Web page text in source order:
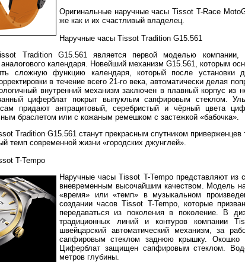
Оригинальные наручные часы Tissot T-Race
же как и их счастливый владелец.
Наручные часы Tissot Tradition G15.561
Tradition G15.561 является первой моделью компании,
календаря. Новейший механизм G15.561, которым
сложную функцию календаря, который после установки
в течение всего 21-го века, автоматически делая
внутренний механизм заключен в плавный корпус из
циферблат покрыт выпуклым сапфировым стеклом.
придают антрацитовый, серебристый и чёрный цвета
браслетом или с кожаным ремешком с застежкой «бабочка».
Tradition G15.561 станут прекрасным спутником приверженцев
темп современной жизни «городских джунглей».
T-Tempo
Наручные часы Tissot T-Tempo представляют
вневременным высочайшим качеством. Модель
«время» или «темп» в музыкальном
создании часов Tissot T-Tempo, которые
передаваться из поколения в поколение. В
традиционных линий и контуров компании
швейцарский автоматический механизм, за
сапфировым стеклом заднюю крышку. Окошко
Циферблат защищен сапфировым стеклом.
метров глубины.